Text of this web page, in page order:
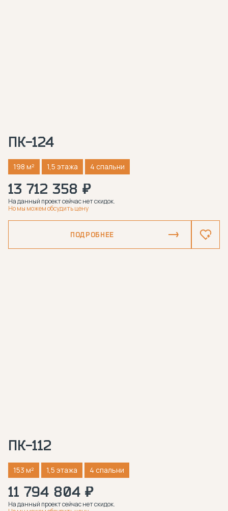
ПК-124
198 м² 1,5 этажа 4 спальни
13 712 358 ₽
На данный проект сейчас нет скидок.
Но мы можем обсудить цену
ПОДРОБНЕЕ
ПК-112
153 м² 1,5 этажа 4 спальни
11 794 804 ₽
На данный проект сейчас нет скидок.